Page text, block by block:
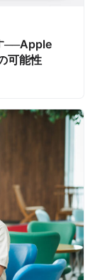
──Apple
可能性